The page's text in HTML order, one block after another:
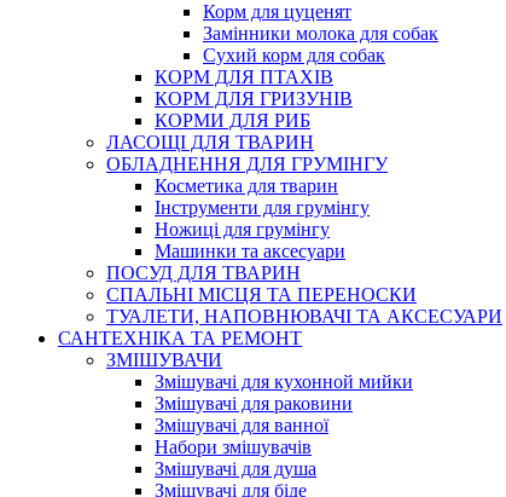
Корм для цуценят
Замінники молока для собак
Сухий корм для собак
КОРМ ДЛЯ ПТАХІВ
КОРМ ДЛЯ ГРИЗУНІВ
КОРМИ ДЛЯ РИБ
ЛАСОЩІ ДЛЯ ТВАРИН
ОБЛАДНЕННЯ ДЛЯ ГРУМІНГУ
Косметика для тварин
Інструменти для грумінгу
Ножиці для грумінгу
Машинки та аксесуари
ПОСУД ДЛЯ ТВАРИН
СПАЛЬНІ МІСЦЯ ТА ПЕРЕНОСКИ
ТУАЛЕТИ, НАПОВНЮВАЧІ ТА АКСЕСУАРИ
САНТЕХНІКА ТА РЕМОНТ
ЗМІШУВАЧИ
Змішувачі для кухонной мийки
Змішувачі для раковини
Змішувачі для ванної
Набори змішувачів
Змішувачі для душа
Змішувачі для біде